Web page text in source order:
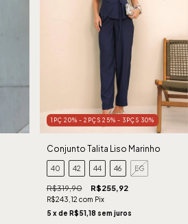
1PÇ 20% - 2PÇS 25% - 3PÇS 30%
Conjunto Talita Liso Marinho
40 42 44 46 EG
R$319,90 R$255,92
R$243,12 com Pix
5 x de R$51,18 sem juros